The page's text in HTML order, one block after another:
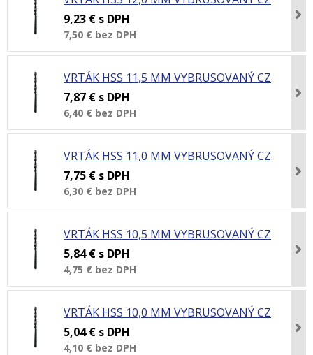
9,23 € s DPH
7,50 € bez DPH
VRTÁK HSS 11,5 MM VYBRUSOVANÝ CZ
7,87 € s DPH
6,40 € bez DPH
VRTÁK HSS 11,0 MM VYBRUSOVANÝ CZ
7,75 € s DPH
6,30 € bez DPH
VRTÁK HSS 10,5 MM VYBRUSOVANÝ CZ
5,84 € s DPH
4,75 € bez DPH
VRTÁK HSS 10,0 MM VYBRUSOVANÝ CZ
5,04 € s DPH
4,10 € bez DPH